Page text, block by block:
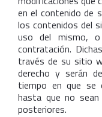
en el contenido de
los contenidos del
uso del mismo, o
contratación.
través de su sitio
derecho y serán
tiempo en que se
hasta que no
posteriores.